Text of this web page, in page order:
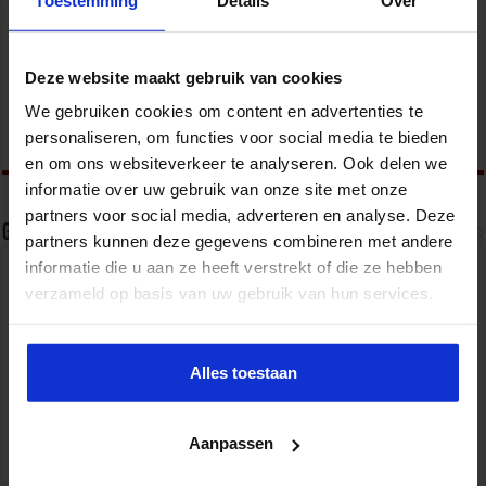
Deze website maakt gebruik van cookies
We gebruiken cookies om content en advertenties te
personaliseren, om functies voor social media te bieden
en om ons websiteverkeer te analyseren. Ook delen we
informatie over uw gebruik van onze site met onze
partners voor social media, adverteren en analyse. Deze
partners kunnen deze gegevens combineren met andere
informatie die u aan ze heeft verstrekt of die ze hebben
verzameld op basis van uw gebruik van hun services.
Alles toestaan
Aanpassen
overheid en het bedrijfsleven met als doel om
kennis en ervaringen uit te wisselen en van elkaar te leren. Ik
Bedrijf en Overheid en het opleidingsaanbod is te vinden op
www.sbo.nl/veiligheid
Gerelateerde Artikelen